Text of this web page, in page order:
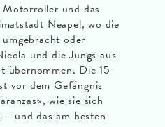
und das
Neapel, wo die
oder
und die Jungs aus
übernommen. Die 15-
vor dem Gefängnis
wie sie sich
und das am besten